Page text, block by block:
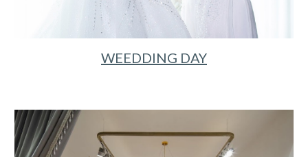
WEEDDING DAY